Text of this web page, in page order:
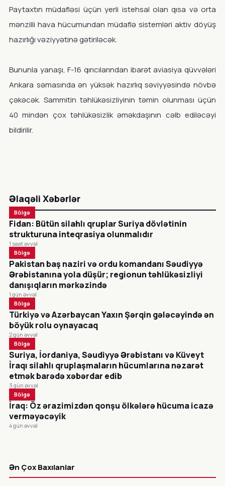
Paytaxtın müdafiəsi üçün yerli istehsal olan qısa və orta
mənzilli hava hücumundan müdafiə sistemləri aktiv döyüş
hazırlığı vəziyyətinə gətiriləcək.
Bununla yanaşı, F-16 qırıcılarından ibarət aviasiya qüvvələri
Ankara səmasında ən yüksək hazırlıq səviyyəsində növbə
çəkəcək. Sammitin təhlükəsizliyinin təmin olunması üçün
40 mindən çox təhlükəsizlik əməkdaşının cəlb ediləcəyi
bildirilir.
Əlaqəli Xəbərlər
Bölgə
Fidan: Bütün silahlı qruplar Suriya dövlətinin
strukturuna inteqrasiya olunmalıdır
1 saat əvvəl
Bölgə
Pakistan baş naziri və ordu komandanı Səudiyyə
Ərəbistanına yola düşür; regionun təhlükəsizliyi
danışıqların mərkəzində
1 gün əvvəl
Bölgə
Türkiyə və Azərbaycan Yaxın Şərqin gələcəyində ən
böyük rolu oynayacaq
2 gün əvvəl
Bölgə
Suriya, İordaniya, Səudiyyə Ərəbistanı və Küveyt
İraqı silahlı qruplaşmaların hücumlarına nəzarət
etmək barədə xəbərdar edib
3 gün əvvəl
Bölgə
İraq: Öz ərazimizdən qonşu ölkələrə hücuma icazə
verməyəcəyik
4 gün əvvəl
Ən Çox Baxılanlar